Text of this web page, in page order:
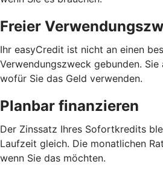
Freier
Ihr easyCredit ist nicht an einen
Verwendungszweck gebunden. Sie
wofür Sie das Geld verwenden.
Planbar finanzieren
Der Zinssatz Ihres Sofortkredits
Laufzeit gleich. Die monatlichen
wenn Sie das möchten.